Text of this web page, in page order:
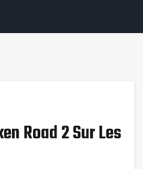
Road 2 Sur Les